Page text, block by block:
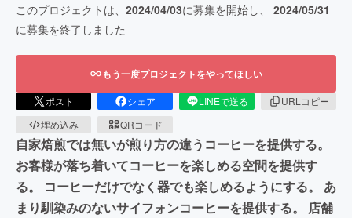
このプロジェクトは、 2024/04/03に募集を開始し、 2024/05/31
に募集を終了しました
もう一度プロジェクトをやってほしい
ポスト シェア LINEで送る
URLコピー
埋め込み
QRコード
自家焙煎では無いが煎り方の違うコーヒーを提供する。
お客様が落ち着いてコーヒーを楽しめる空間を提供す
る。 コーヒーだけでなく器でも楽しめるようにする。 あ
まり馴染みのないサイフォンコーヒーを提供する。 店舗